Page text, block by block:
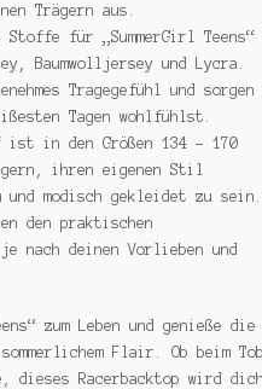
Trägern aus.
Stoffe für „SummerGirl Teens“
Baumwolljersey und Lycra.
Tragegefühl und sorgen
Tagen wohlfühlst.
ist in den Größen 134 – 170
ihren eigenen Stil
und modisch gekleidet zu sein.
den praktischen
nach deinen Vorlieben und
zum Leben und genieße die
Flair. Ob beim
dieses Racerbacktop wird